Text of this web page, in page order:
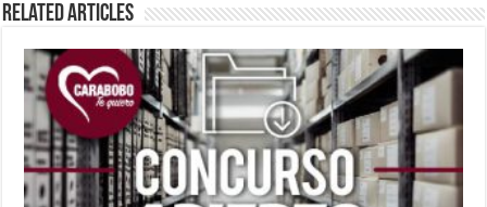
Related Articles